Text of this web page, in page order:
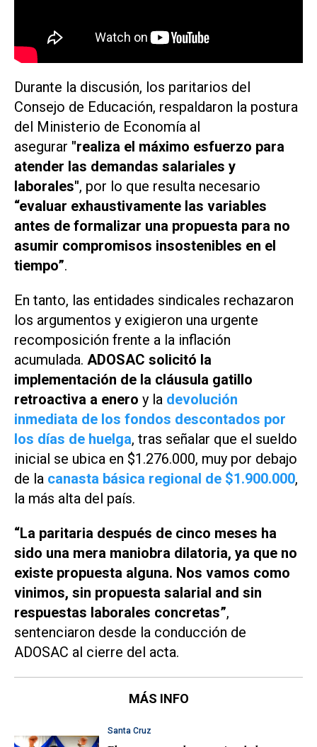
Durante la discusión, los paritarios del
Consejo de Educación, respaldaron la postura
del Ministerio de Economía al
asegurar "realiza el máximo esfuerzo para
atender las demandas salariales y
laborales", por lo que resulta necesario
“evaluar exhaustivamente las variables
antes de formalizar una propuesta para no
asumir compromisos insostenibles en el
tiempo”.
En tanto, las entidades sindicales rechazaron
los argumentos y exigieron una urgente
recomposición frente a la inflación
acumulada. ADOSAC solicitó la
implementación de la cláusula gatillo
retroactiva a enero y la devolución
inmediata de los fondos descontados por
los días de huelga, tras señalar que el sueldo
inicial se ubica en $1.276.000, muy por debajo
de la canasta básica regional de $1.900.000,
la más alta del país.
“La paritaria después de cinco meses ha
sido una mera maniobra dilatoria, ya que no
existe propuesta alguna. Nos vamos como
vinimos, sin propuesta salarial and sin
respuestas laborales concretas”,
sentenciaron desde la conducción de
ADOSAC al cierre del acta.
MÁS INFO
Santa Cruz